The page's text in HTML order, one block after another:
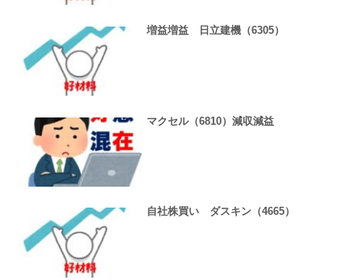
増益増益 日立建機（6305）
マクセル（6810）減収減益
自社株買い ダスキン（4665）